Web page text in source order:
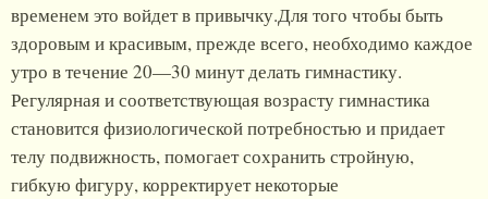
временем это войдет в привычку.Для того чтобы быть
здоровым и красивым, прежде всего, необходимо каждое
утро в течение 20—30 минут делать гимнастику.
Регулярная и соответствующая возрасту гимнастика
становится физиологической потребностью и придает
телу подвижность, помогает сохранить стройную,
гибкую фигуру, корректирует некоторые